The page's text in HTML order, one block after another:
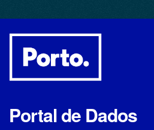
para
Portal de Dados